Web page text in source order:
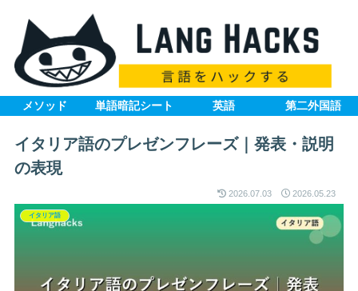
メソッド 単語暗記シート 英語 第二外国語
イタリア語のプレゼンフレーズ｜発表・説明
の表現
2026.07.03 2026.05.23
イタリア語